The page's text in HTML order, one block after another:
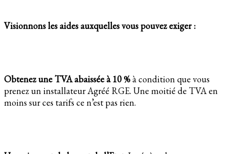
Visionnons les aides auxquelles vous pouvez exiger :
Obtenez une TVA abaissée à 10 %à condition que vous
prenez un installateur Agréé RGE. Une moitié de TVA en
moins sur ces tarifs ce n’est pas rien.